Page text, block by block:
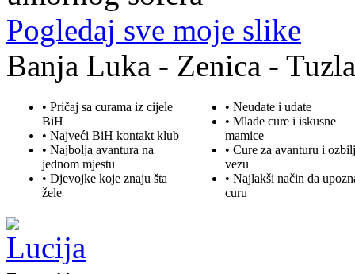
Pogledaj sve moje slike
Banja Luka - Zenica -
• Pričaj sa curama iz cijele
BiH
• Najveći BiH kontakt klub
• Najbolja avantura na
jednom mjestu
• Djevojke koje znaju šta
žele
• Neudate i udate
• Mlade cure i iskusne
mamice
• Cure za avanturu i
vezu
• Najlakši način da
curu